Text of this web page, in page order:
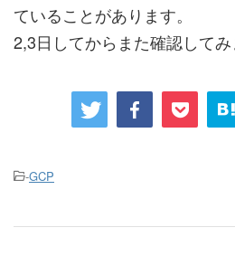
ていることがあります。
2,3日してからまた確認してみ
-GCP